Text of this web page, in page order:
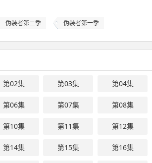
伪装者第二季 伪装者第一季
第02集 第03集 第04集
第06集 第07集 第08集
第10集 第11集 第12集
第14集 第15集 第16集